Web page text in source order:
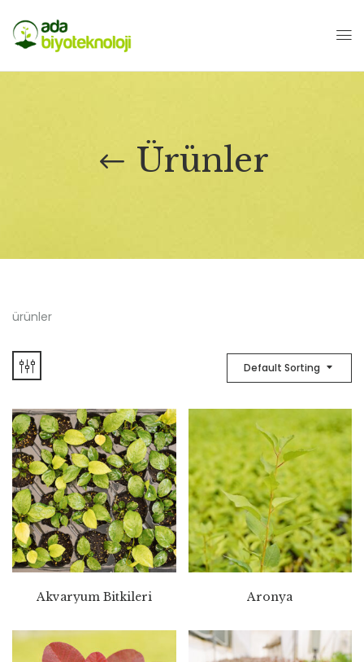
Ürünler
ürünler
Default Sorting
Akvaryum Bitkileri Aronya